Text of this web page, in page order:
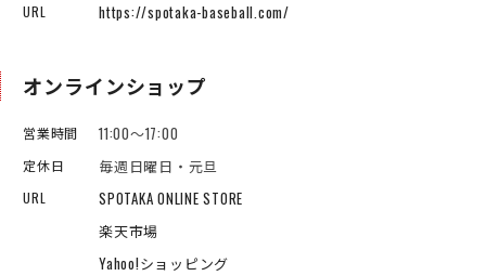
URL https://spotaka-baseball.com/
オンラインショップ
営業時間 11:00～17:00
定休日 毎週日曜日・元旦
URL
SPOTAKA ONLINE STORE
楽天市場
Yahoo!ショッピング